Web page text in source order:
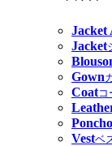
Jacket
Jacket
Gown
Coatコ
Poncho
Vestベ